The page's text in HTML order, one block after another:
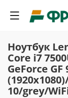
Ноутбук
Core i7
GeForce
10/grey/